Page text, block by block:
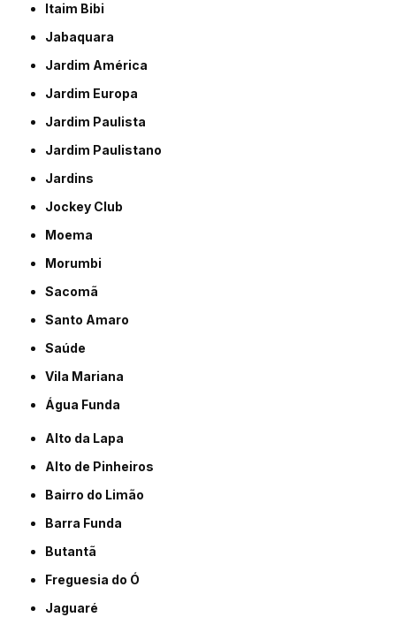
Itaim Bibi
Jabaquara
Jardim América
Jardim Europa
Jardim Paulista
Jardim Paulistano
Jardins
Jockey Club
Moema
Morumbi
Sacomã
Santo Amaro
Saúde
Vila Mariana
Água Funda
Alto da Lapa
Alto de Pinheiros
Bairro do Limão
Barra Funda
Butantã
Freguesia do Ó
Jaguaré